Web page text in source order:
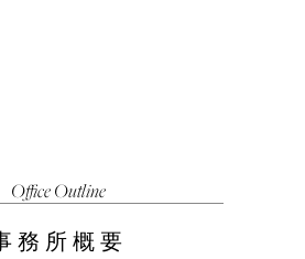
Office Outline
務所概要